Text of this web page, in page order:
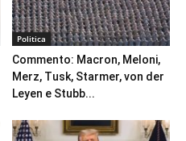
Politica
Commento: Macron, Meloni,
Merz, Tusk, Starmer, von der
Leyen e Stubb...